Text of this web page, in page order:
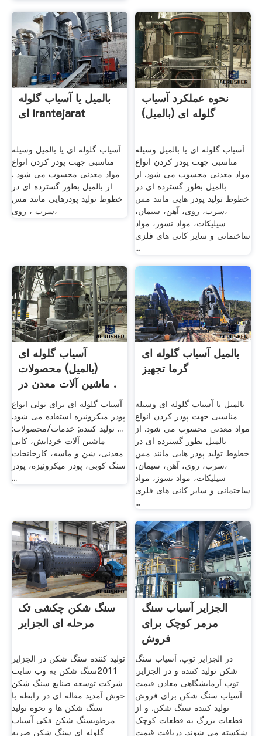
بالمیل یا آسیاب گلوله
ای Irantejarat
آسیاب گلوله ای یا بالمیل وسیله
مناسبی جهت پودر کردن انواع
مواد معدنی محسوب می شود .
از بالمیل بطور گسترده ای در
خطوط تولید پودرهایی مانند مس
،سرب ، روی
نحوه عملکرد آسیاب
گلوله ای (بالمیل)
آسیاب گلوله ای یا بالمیل وسیله
مناسبی جهت پودر کردن انواع
مواد معدنی محسوب می شود. از
بالمیل بطور گسترده ای در
خطوط تولید پودر هایی مانند مس
،سرب، روی، آهن، سیمان،
سیلیکات، مواد نسوز، مواد
ساختمانی و سایر کانی های فلزی
...
آسیاب گلوله ای
(بالمیل) محصولات
ماشین آلات معدن در .
آسیاب گلوله ای برای تولی انواع
پودر میکرونیزه استفاده می شود.
... تولید کننده; خدمات/محصولات:
ماشین آلات خردایش، کانی
معدنی، شن و ماسه، کارخانجات
سنگ کوبی، پودر میکرونیزه، پودر
...
بالمیل آسیاب گلوله ای
گرما تجهیز
بالمیل یا آسیاب گلوله ای وسیله
مناسبی جهت پودر کردن انواع
مواد معدنی محسوب می شود. از
بالمیل بطور گسترده ای در
خطوط تولید پودر هایی مانند مس
،سرب، روی، آهن، سیمان،
سیلیکات، مواد نسوز، مواد
ساختمانی و سایر کانی های فلزی
...
سنگ شکن چکشی تک
مرحله ای الجزایر
تولید کننده سنگ شکن در الجزایر
2011سنگ شکن به وب سایت
شرکت توسعه صنایع سنگ شکن
خوش آمدید مقاله ای در رابطه با
سنگ شکن ها و نحوه تولید
مرطوبسنگ شکن فکی آسیاب
گلوله ای سنگ شکن ضربه
الجزایر آسیاب سنگ
مرمر کوچک برای
فروش
در الجزایر توپ. آسیاب سنگ
شکن تولید کننده و در الجزایر.
توپ آزمایشگاهی معادن قیمت
آسیاب سنگ شکن برای فروش
تولید کننده سنگ شکن. و از
قطعات بزرگ به قطعات کوچک
شکسته می ­شوند. دریافت قیمت